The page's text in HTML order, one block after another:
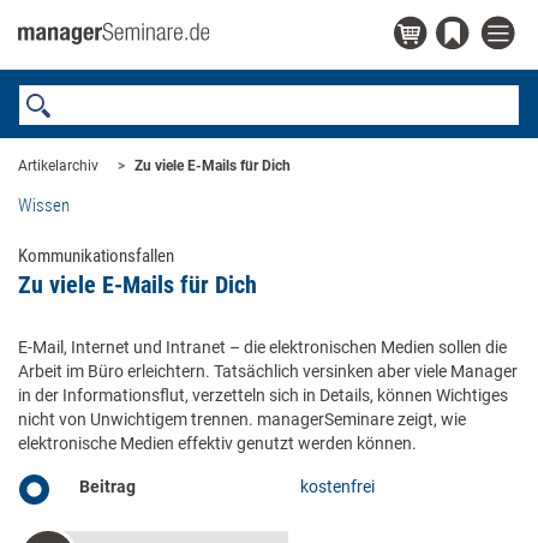
Artikelarchiv Zu viele E-Mails für Dich
Wissen
Kommunikationsfallen
Zu viele E-Mails für Dich
E-Mail, Internet und Intranet – die elektronischen Medien sollen die
Arbeit im Büro erleichtern. Tatsächlich versinken aber viele Manager
in der Informationsflut, verzetteln sich in Details, können Wichtiges
nicht von Unwichtigem trennen. managerSeminare zeigt, wie
elektronische Medien effektiv genutzt werden können.
Beitrag kostenfrei